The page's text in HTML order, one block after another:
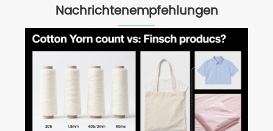
Nachrichtenempfehlungen
Der Bodenwischer mit Aluminiumgriff
für eine schnelle, streifenfreie
Wasserentfernung
Mehr sehen >>